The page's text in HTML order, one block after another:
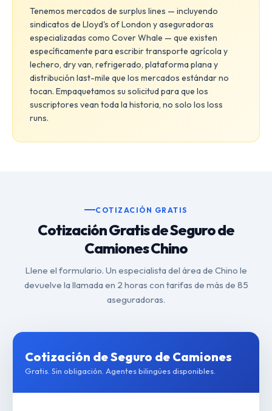
Tenemos mercados de surplus lines — incluyendo
sindicatos de Lloyd's of London y aseguradoras
especializadas como Cover Whale — que existen
específicamente para escribir transporte agrícola y
lechero, dry van, refrigerado, plataforma plana y
distribución last-mile que los mercados estándar no
tocan. Empaquetamos su solicitud para que los
suscriptores vean toda la historia, no solo los loss
runs.
COTIZACIÓN GRATIS
Cotización Gratis de Seguro de
Camiones Chino
Llene el formulario. Un especialista del área de Chino le
devuelve la llamada en 2 horas con tarifas de más de 85
aseguradoras.
Cotización de Seguro de Camiones
Gratis. Sin obligación. Agentes bilingües disponibles.